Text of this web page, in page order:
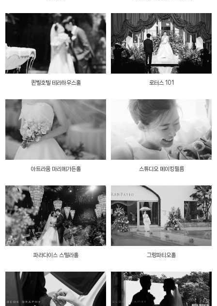
퀸벨호텔 테라하우스홀 로터스 101
아트라움 마리에가든홀 스튜디오 메이킹필름
파라다이스 스텔라홀 그랑파티오홀